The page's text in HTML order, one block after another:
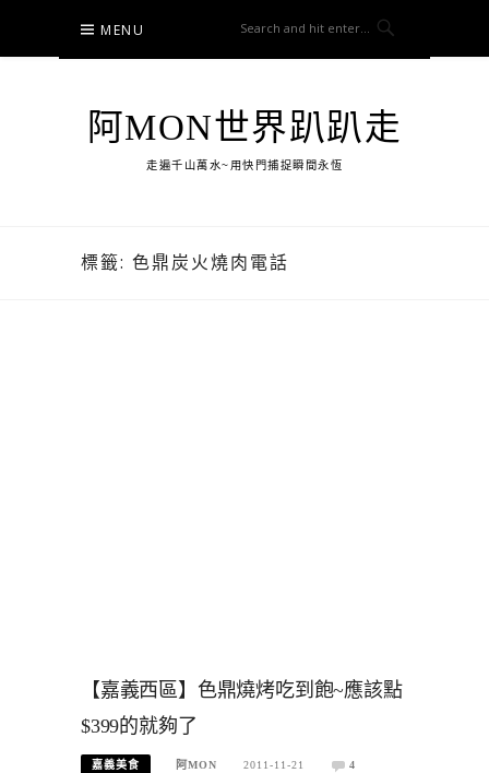
content
MENU
阿MON世界趴趴走
走遍千山萬水~用快門捕捉瞬間永恆
標籤: 色鼎炭火燒肉電話
【嘉義西區】色鼎燒烤吃到飽~應該點
$399的就夠了
嘉義美食 阿MON 2011-11-21 4